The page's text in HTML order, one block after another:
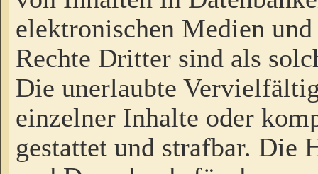
elektronischen Medien
Rechte Dritter sind als
Die unerlaubte
einzelner Inhalte oder
gestattet und strafbar. Die